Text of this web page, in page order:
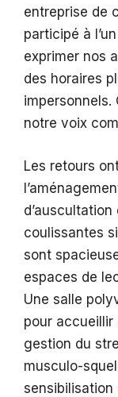
entreprise de
participé à
exprimer nos
des horaires
impersonnels.
notre voix
Les retours
coulissantes
sont
espaces de
Une salle
pour accueillir
gestion du
musculo-
sensibilisation